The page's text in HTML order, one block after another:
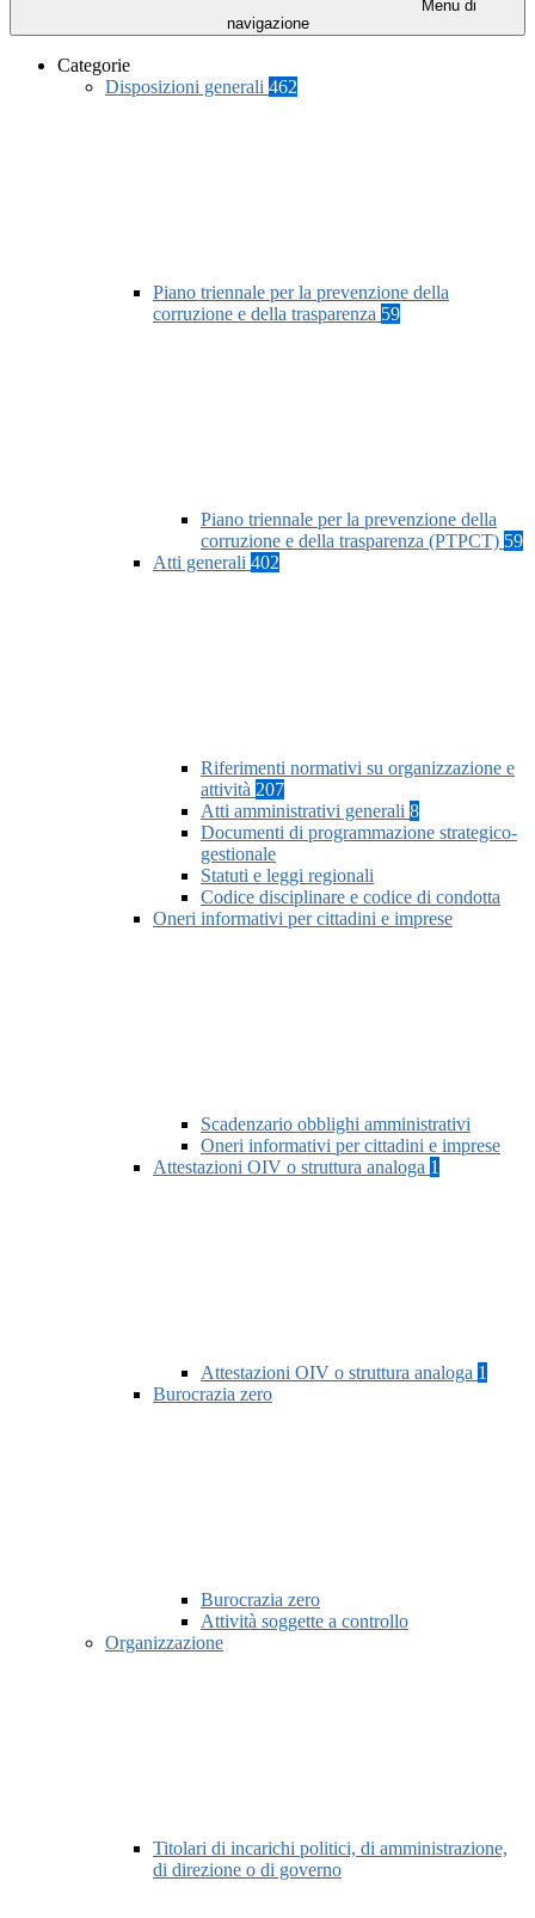
Menu di
navigazione
Categorie
Disposizioni generali 462
Piano triennale per la prevenzione della
corruzione e della trasparenza 59
Piano triennale per la prevenzione della
corruzione e della trasparenza (PTPCT) 59
Atti generali 402
Riferimenti normativi su organizzazione e
attività 207
Atti amministrativi generali 8
Documenti di programmazione strategico-
gestionale
Statuti e leggi regionali
Codice disciplinare e codice di condotta
Oneri informativi per cittadini e imprese
Scadenzario obblighi amministrativi
Oneri informativi per cittadini e imprese
Attestazioni OIV o struttura analoga 1
Attestazioni OIV o struttura analoga 1
Burocrazia zero
Burocrazia zero
Attività soggette a controllo
Organizzazione
Titolari di incarichi politici, di amministrazione,
di direzione o di governo